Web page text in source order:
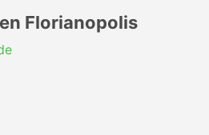
Florianopolis